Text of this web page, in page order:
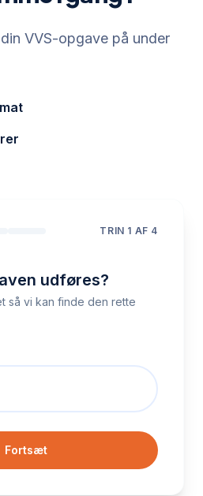
VVS-opgave på under
TRIN 1 AF 4
udføres?
så vi kan finde den rette
Fortsæt